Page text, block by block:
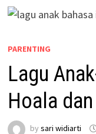
PARENTING
Lagu
Hoala
by sari widiarti